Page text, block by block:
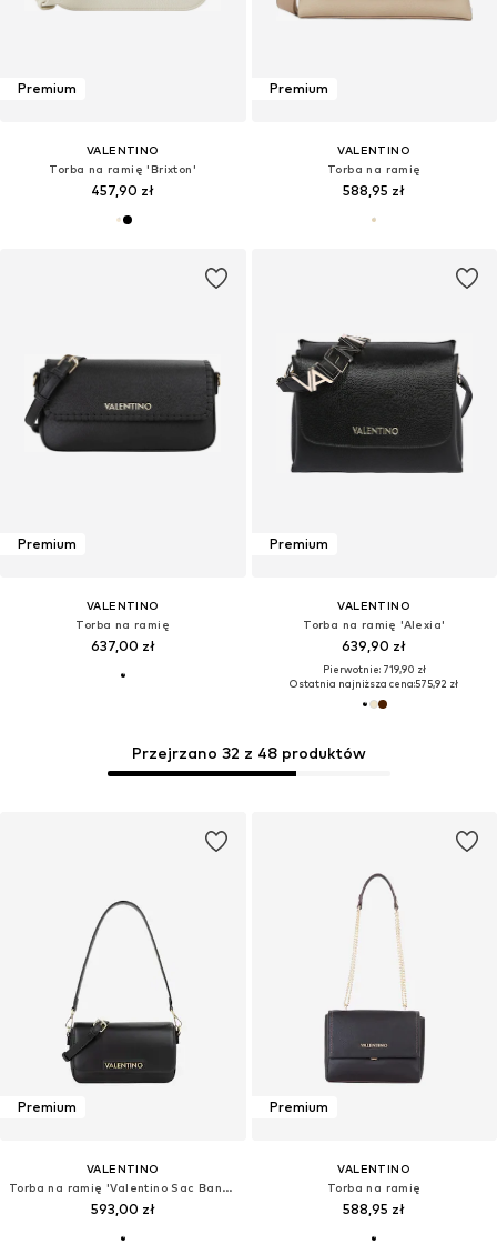
Premium
VALENTINO
Torba na ramię 'Brixton'
457,90 zł
Premium
VALENTINO
Torba na ramię
588,95 zł
Premium
VALENTINO
Torba na ramię
637,00 zł
Premium
VALENTINO
Torba na ramię 'Alexia'
639,90 zł
Pierwotnie: 719,90 zł
Ostatnia najniższa cena:575,92 zł
Przejrzano 32 z 48 produktów
Premium
VALENTINO
Torba na ramię 'Valentino Sac Bandoulière Aury Re Noir Femme Nero'
593,00 zł
Premium
VALENTINO
Torba na ramię
588,95 zł